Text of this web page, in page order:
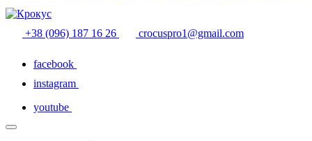
+38 (096) 187 16 26 crocuspro1@gmail.com
facebook
instagram
youtube